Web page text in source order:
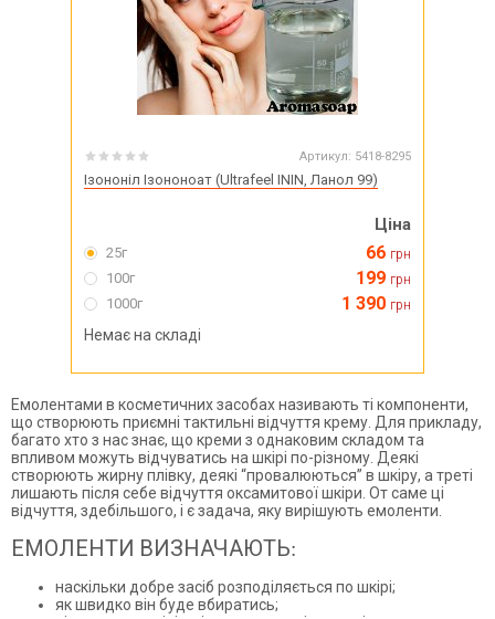
Артикул: 5418-8295
Ізононіл Ізононоат (Ultrafeel ININ, Ланол 99)
Ціна
25г 66 грн
100г 199 грн
1000г 1 390 грн
Немає на складі
Емолентами в косметичних засобах називають ті компоненти,
що створюють приємні тактильні відчуття крему. Для прикладу,
багато хто з нас знає, що креми з однаковим складом та
впливом можуть відчуватись на шкірі по-різному. Деякі
створюють жирну плівку, деякі “провалюються” в шкіру, а треті
лишають після себе відчуття оксамитової шкіри. От саме ці
відчуття, здебільшого, і є задача, яку вирішують емоленти.
ЕМОЛЕНТИ ВИЗНАЧАЮТЬ:
наскільки добре засіб розподіляється по шкірі;
як швидко він буде вбиратись;